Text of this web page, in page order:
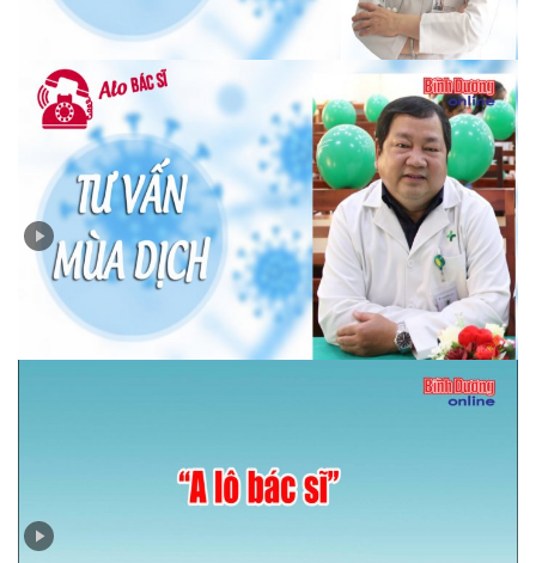
sốt, ho, đau họng hoặc khó thở?
"Alo Bác sĩ": Giữ khoảng cách và vệ sinh, sinh hoạt như
thế nào để bảo đảm an toàn khi cách ly F0, F1 tại nhà